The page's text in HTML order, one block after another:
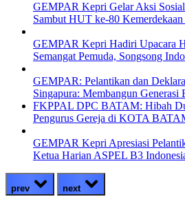
GEMPAR Kepri Gelar Aksi
Sambut HUT ke-80
GEMPAR Kepri Hadiri Upacara
Semangat Pemuda, Songsong
GEMPAR: Pelantikan dan
Singapura: Membangun Generasi
FKPPAL DPC BATAM: Hibah
Pengurus Gereja di KOTA
GEMPAR Kepri Apresiasi
Ketua Harian ASPEL B3
prev next